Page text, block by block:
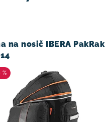
na nosič IBERA PakRak
%